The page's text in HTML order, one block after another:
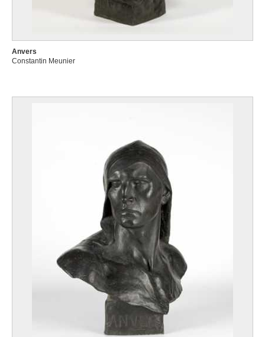
Anvers
Constantin Meunier